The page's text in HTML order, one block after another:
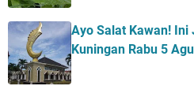
Ayo Salat Kawan!
Kuningan Rabu 5